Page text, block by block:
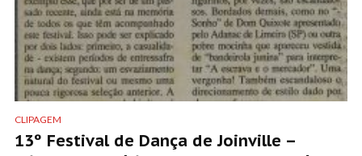
CLIPAGEM
13º Festival de Dança de Joinville –